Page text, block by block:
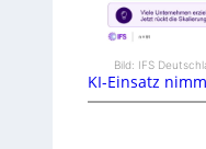
Bild: IFS
KI-Einsatz